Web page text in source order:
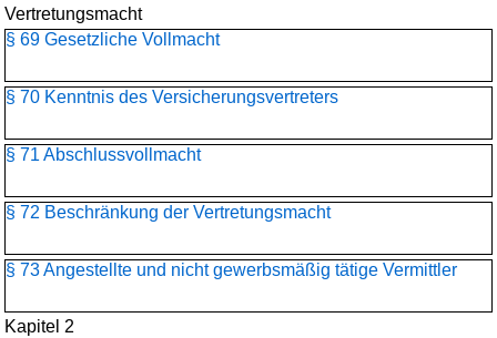
Vertretungsmacht
§ 69 Gesetzliche Vollmacht
§ 70 Kenntnis des Versicherungsvertreters
§ 71 Abschlussvollmacht
§ 72 Beschränkung der Vertretungsmacht
§ 73 Angestellte und nicht gewerbsmäßig tätige Vermittler
Kapitel 2